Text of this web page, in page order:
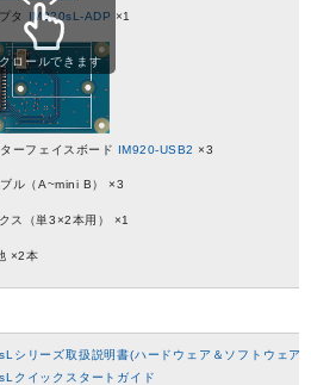
タ IM920sL-ADP ×1
ーフェイスボード IM920-USB2 ×3
ブル（A~mini B） ×3
ス（単3×2本用） ×1
×2本
シリーズ取扱説明書(ハードウェア＆ソフトウェア)
クイックスタートガイド
ロールできます